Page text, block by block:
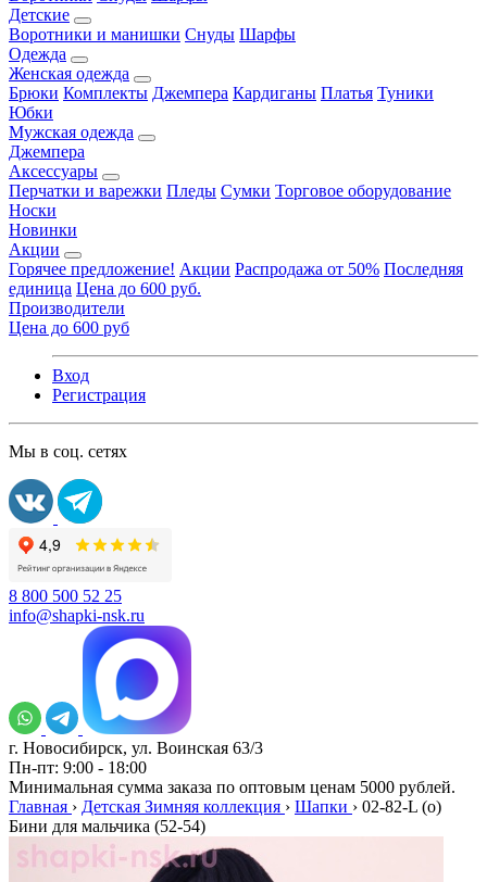
Детские
Воротники и манишки Снуды Шарфы
Одежда
Женская одежда
Брюки Комплекты Джемпера Кардиганы Платья Туники
Юбки
Мужская одежда
Джемпера
Аксессуары
Перчатки и варежки Пледы Сумки Торговое оборудование
Носки
Новинки
Акции
Горячее предложение! Акции Распродажа от 50% Последняя
единица Цена до 600 руб.
Производители
Цена до 600 руб
Вход
Регистрация
Мы в соц. сетях
8 800 500 52 25
info@shapki-nsk.ru
г. Новосибирск, ул. Воинская 63/3
Пн-пт: 9:00 - 18:00
Минимальная сумма заказа по оптовым ценам 5000 рублей.
Главная › Детская Зимняя коллекция › Шапки › 02-82-L (о)
Бини для мальчика (52-54)